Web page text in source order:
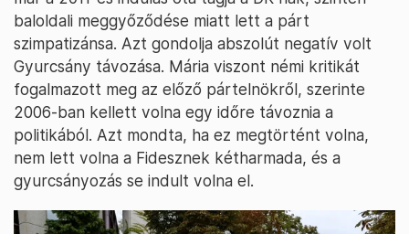
baloldali meggyőződése miatt lett a párt
szimpatizánsa. Azt gondolja abszolút negatív volt
Gyurcsány távozása. Mária viszont némi kritikát
fogalmazott meg az előző pártelnökről, szerinte
2006-ban kellett volna egy időre távoznia a
politikából. Azt mondta, ha ez megtörtént volna,
nem lett volna a Fidesznek kétharmada, és a
gyurcsányozás se indult volna el.